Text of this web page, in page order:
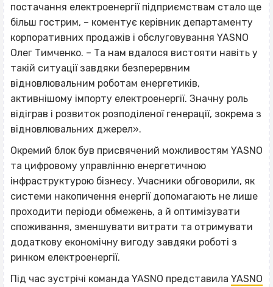
постачання електроенергії підприємствам стало ще
більш гострим, – коментує керівник департаменту
корпоративних продажів і обслуговування YASNO
Олег Тимченко. – Та нам вдалося вистояти навіть у
такій ситуації завдяки безперервним
відновлювальним роботам енергетиків,
активнішому імпорту електроенергії. Значну роль
відіграв і розвиток розподіленої генерації, зокрема з
відновлювальних джерел».
Окремий блок був присвячений можливостям YASNO
та цифровому управлінню енергетичною
інфраструктурою бізнесу. Учасники обговорили, як
системи накопичення енергії допомагають не лише
проходити періоди обмежень, а й оптимізувати
споживання, зменшувати витрати та отримувати
додаткову економічну вигоду завдяки роботі з
ринком електроенергії.
Під час зустрічі команда YASNO представила YASNO